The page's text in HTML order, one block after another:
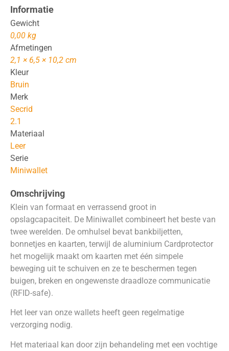
Informatie
Gewicht
0,00 kg
Afmetingen
2,1 × 6,5 × 10,2 cm
Kleur
Bruin
Merk
Secrid
2.1
Materiaal
Leer
Serie
Miniwallet
Omschrijving
Klein van formaat en verrassend groot in
opslagcapaciteit. De Miniwallet combineert het beste van
twee werelden. De omhulsel bevat bankbiljetten,
bonnetjes en kaarten, terwijl de aluminium Cardprotector
het mogelijk maakt om kaarten met één simpele
beweging uit te schuiven en ze te beschermen tegen
buigen, breken en ongewenste draadloze communicatie
(RFID-safe).
Het leer van onze wallets heeft geen regelmatige
verzorging nodig.
Het materiaal kan door zijn behandeling met een vochtige